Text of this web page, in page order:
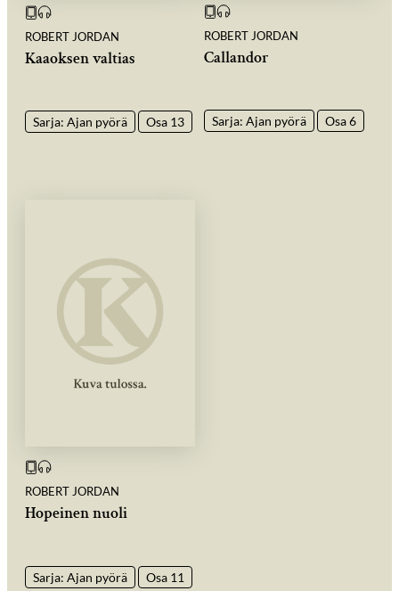
ROBERT JORDAN
Kaaoksen valtias
Sarja: Ajan pyörä Osa 13
ROBERT JORDAN
Callandor
Sarja: Ajan pyörä Osa 6
ROBERT JORDAN
Hopeinen nuoli
Sarja: Ajan pyörä Osa 11